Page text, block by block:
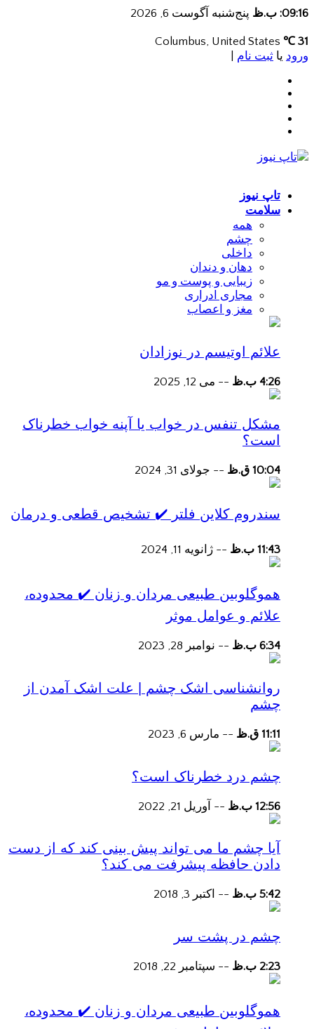
09:16: ب.ظ پنج‌شنبه آگوست 6, 2026
31 ℃
ورود یا ثبت نام
تاپ نیوز
سلامت
همه
چشم
داخلی
دهان و دندان
زیبایی و پوست و مو
مجاری ادراری
مغز و اعصاب
علائم اوتیسم در نوزادان
4:26 ب.ظ -- می 12, 2025
مشکل تنفس در خواب یا آپنه خواب خطرناک
است؟
10:04 ق.ظ -- جولای 31, 2024
سندروم کلاین فلتر ✔️ تشخیص قطعی و درمان
11:43 ب.ظ -- ژانویه 11, 2024
هموگلوبین طبیعی مردان و زنان ✔️ محدوده،
علائم و عوامل موثر
6:34 ب.ظ -- نوامبر 28, 2023
روانشناسی اشک چشم | علت اشک آمدن از
چشم
11:11 ق.ظ -- مارس 6, 2023
چشم درد خطرناک است؟
12:56 ب.ظ -- آوریل 21, 2022
آیا چشم ما می تواند پیش بینی کند که از دست
دادن حافظه پیشرفت می کند؟
5:42 ب.ظ -- اکتبر 3, 2018
چشم در پشت سر
2:23 ب.ظ -- سپتامبر 22, 2018
هموگلوبین طبیعی مردان و زنان ✔️ محدوده،